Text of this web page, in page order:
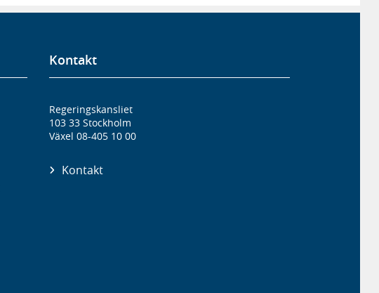
Kontakt
Regeringskansliet
103 33 Stockholm
Växel 08-405 10 00
Kontakt